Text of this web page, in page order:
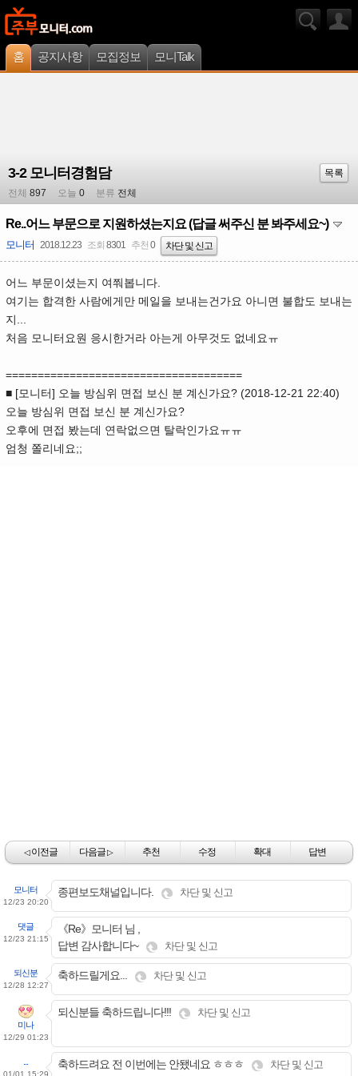
홈 공지사항 모집정보 모니Talk
3-2 모니터경험담
목록
전체 897 오늘 0 분류 전체
Re..어느 부문으로 지원하셨는지요 (답글 써주신 분 봐주세요~)
모니터 2018.12.23 조회 8301 추천 0 차단 및 신고
어느 부문이셨는지 여쭤봅니다.
여기는 합격한 사람에게만 메일을 보내는건가요 아니면 불합도 보내는
지...
처음 모니터요원 응시한거라 아는게 아무것도 없네요ㅠ
=====================================
■ [모니터] 오늘 방심위 면접 보신 분 계신가요? (2018-12-21 22:40)
오늘 방심위 면접 보신 분 계신가요?
오후에 면접 봤는데 연락없으면 탈락인가요ㅠㅠ
엄청 쫄리네요;;
◁이전글 다음글▷ 추천 수정 확대 답변
모니터
12/23 20:20
종편보도채널입니다. 차단 및 신고
댓글
12/23 21:15
《Re》모니터 님 ,
답변 감사합니다~
차단 및 신고
되신분
12/28 12:27
축하드릴게요... 차단 및 신고
미나
12/29 01:23
되신분들 축하드립니다!!! 차단 및 신고
축하드려요 전 이번에는 안됐네요 ㅎㅎㅎ 차단 및 신고